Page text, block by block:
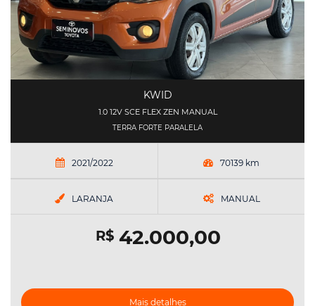
KWID
1.0 12V SCE FLEX ZEN MANUAL
TERRA FORTE PARALELA
2021/2022 70139 km
LARANJA MANUAL
R$42.000,00
Mais detalhes